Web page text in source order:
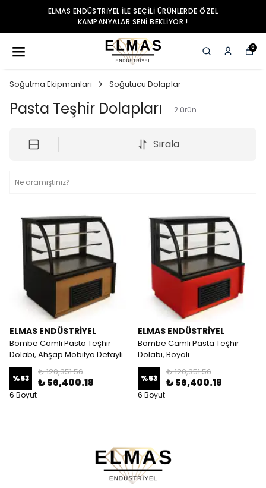
ELMAS ENDÜSTRIYEL ILE SEÇILI ÜRÜNLERDE ÖZEL
KAMPANYALAR SENI BEKLIYOR !
0
Soğutma Ekipmanları Soğutucu Dolaplar
Pasta Teşhir Dolapları 2 ürün
Sırala
ELMAS ENDÜSTRİYEL
Bombe Camlı Pasta Teşhir
Dolabı, Ahşap Mobilya Detaylı
%53
₺ 120,351.56
₺ 56,400.18
6 Boyut
ELMAS ENDÜSTRİYEL
Bombe Camlı Pasta Teşhir
Dolabı, Boyalı
%53
₺ 120,351.56
₺ 56,400.18
6 Boyut